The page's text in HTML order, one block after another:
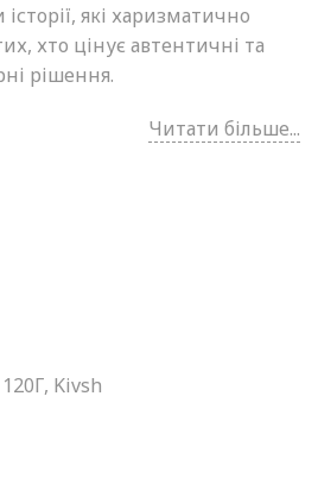
які харизматично
хто цінує автентичні та
рішення.
Читати більше...
Kivsh